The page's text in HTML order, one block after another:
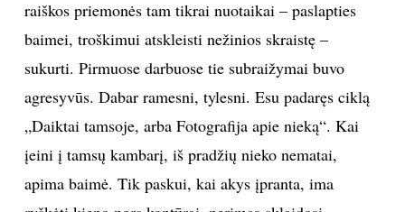
„Kodėl įbrėžimai, taškai, brūkšniai, tonai? Tai tarsi
fotografijos įgarsinimas, jos papildomas fonas. Tarsi
būdamas tyloje staiga labai aiškiai pradėtum girdėti
kažin kokius garsus, braškesius. Tarsi klausytum
plokštelės – traškesių lydimos muzikos – arba
žiūrėtum labai seną filmą. Tai – mano meninės
raiškos priemonės tam tikrai nuotaikai – paslapties